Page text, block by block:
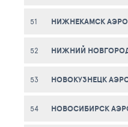
51 НИЖНЕКАМСК
52 НИЖНИЙ
53 НОВОКУЗНЕЦК
54 НОВОСИБИРСК